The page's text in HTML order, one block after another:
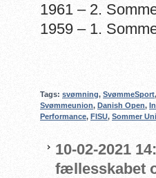
1961 – 2.
1959 – 1.
Tags: svømning, SvømmeSport
Svømmeunion, Danish Open,
Performance, FISU, Sommer
10-02-2021
fællesskabet